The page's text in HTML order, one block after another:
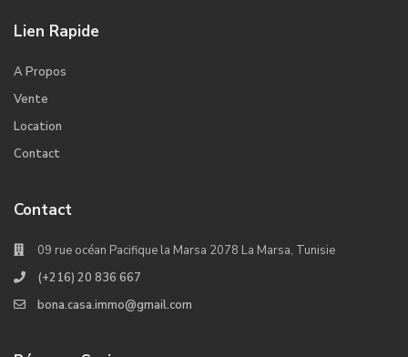
Lien Rapide
A Propos
Vente
Location
Contact
Contact
09 rue océan Pacifique la Marsa 2078 La Marsa, Tunisie
(+216) 20 836 667
bona.casa.immo@gmail.com